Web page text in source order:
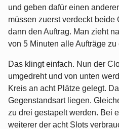
und geben dafür einen
müssen zuerst verdeckt beide
dann den Auftrag. Man zieht
von 5 Minuten alle Aufträge zu
Das klingt einfach. Nun der
umgedreht und von unten
Kreis an acht Plätze gelegt.
Gegenstandsart liegen.
zu drei gestapelt werden. Bei
weiterer der acht Slots